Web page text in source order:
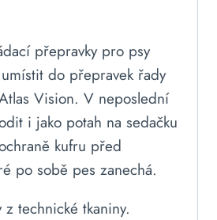
přepravky pro psy
do přepravek řady
Vision. V neposlední
i jako potah na sedačku
kufru před
po sobě pes zanechá.
technické tkaniny.